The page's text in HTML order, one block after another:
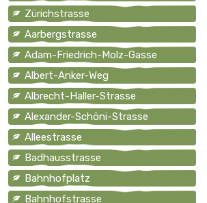
Zürichstrasse
Aarbergstrasse
Adam-Friedrich-Molz-Gasse
Albert-Anker-Weg
Albrecht-Haller-Strasse
Alexander-Schöni-Strasse
Alleestrasse
Badhausstrasse
Bahnhofplatz
Bahnhofstrasse